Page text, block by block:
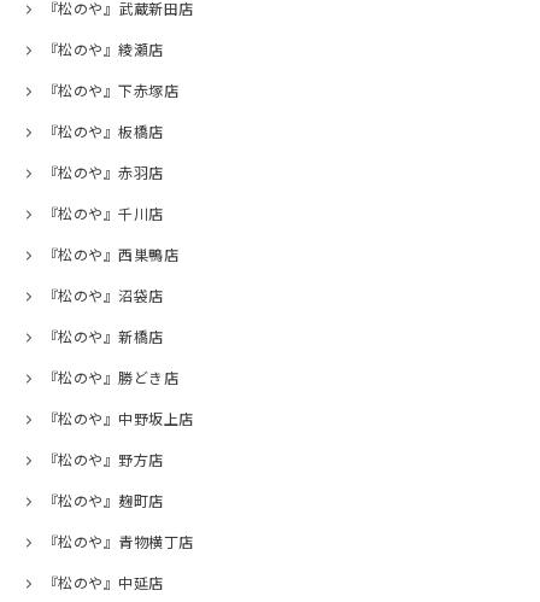
『松のや』武蔵新田店
『松のや』綾瀬店
『松のや』下赤塚店
『松のや』板橋店
『松のや』赤羽店
『松のや』千川店
『松のや』西巣鴨店
『松のや』沼袋店
『松のや』新橋店
『松のや』勝どき店
『松のや』中野坂上店
『松のや』野方店
『松のや』麹町店
『松のや』青物横丁店
『松のや』中延店